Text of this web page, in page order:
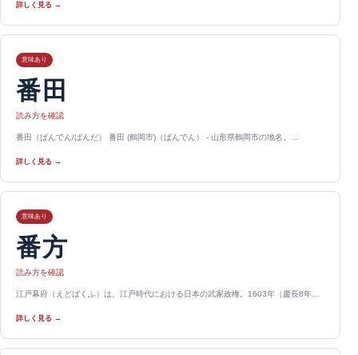
詳しく見る →
意味あり
番田
読み方を確認
番田（ばんでん/ばんだ） 番田 (鶴岡市)（ばんでん） - 山形県鶴岡市の地名。…
詳しく見る →
意味あり
番方
読み方を確認
江戸幕府（えどばくふ）は、江戸時代における日本の武家政権。1603年（慶長8年…
詳しく見る →